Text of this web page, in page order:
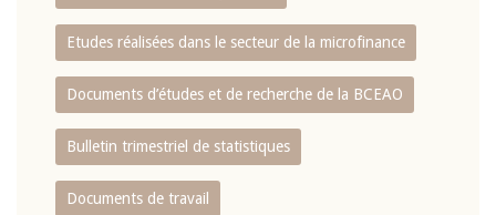
Etudes réalisées dans le secteur de la microfinance
Documents d’études et de recherche de la BCEAO
Bulletin trimestriel de statistiques
Documents de travail